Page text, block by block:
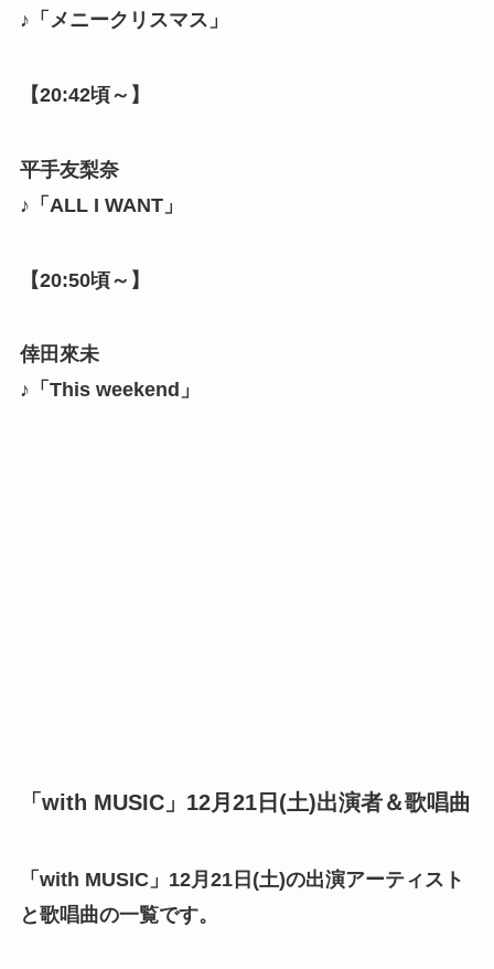
♪「メニークリスマス」
【20:42頃～】
平手友梨奈
♪「ALL I WANT」
【20:50頃～】
倖田來未
♪「This weekend」
「with MUSIC」 12月 21日(土)出演者＆歌唱曲
「with MUSIC」 12月21日(土)の出演アーティスト
と歌唱曲の一覧です。